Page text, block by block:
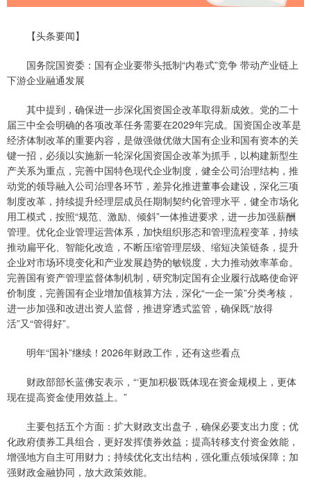
【头条要闻】
国务院国资委：国有企业要带头抵制“内卷式”竞争 带动产业链上
下游企业融通发展
其中提到，确保进一步深化国资国企改革取得新成效。党的二十
届三中全会明确的各项改革任务需要在2029年完成。国资国企改革是
经济体制改革的重要内容，是做强做优做大国有企业和国有资本的关
键一招，必须以实施新一轮深化国资国企改革为抓手，以构建新型生
产关系为重点，完善中国特色现代企业制度，健全公司治理结构，推
动党的领导融入公司治理各环节，差异化推进董事会建设，深化三项
制度改革，持续提升经理层成员任期制契约化管理水平，健全市场化
用工模式，按照“规范、激励、倾斜”一体推进要求，进一步加强薪酬
管理。优化企业管理运营体系，加快组织形态和管理流程变革，持续
推动扁平化、智能化改造，不断压缩管理层级、缩短决策链条，提升
企业对市场环境变化和产业发展趋势的敏锐度，大力推动效率革命。
完善国有资产管理监督体制机制，研究制定国有企业履行战略使命评
价制度，完善国有企业增加值核算方法，深化“一企一策”分类考核，
进一步加强和改进出资人监督，推进穿透式监管，确保既“放得
活”又“管得好”。
明年“国补”继续！2026年财政工作，还有这些看点
财政部部长蓝佛安表示，“‘更加积极’既体现在资金规模上，更体
现在提高资金使用效益上。”
主要包括五个方面：扩大财政支出盘子，确保必要支出力度；优
化政府债券工具组合，更好发挥债券效益；提高转移支付资金效能，
增强地方自主可用财力；持续优化支出结构，强化重点领域保障；加
强财政金融协同，放大政策效能。